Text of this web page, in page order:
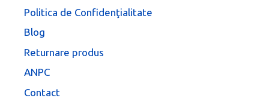
Politica de Confidenţialitate
Blog
Returnare produs
ANPC
Contact